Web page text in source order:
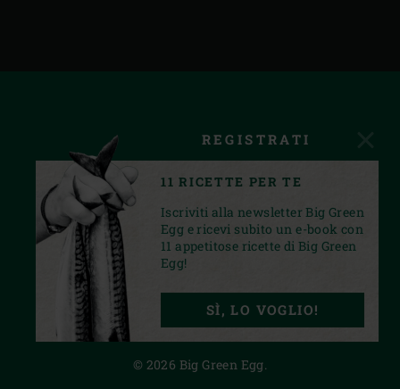
FACEBOOKINSTAGRAM
PRIVACY STATEMENT
© 2026 Big Green Egg.
REGISTRATI
11 RICETTE PER TE
Iscriviti alla newsletter Big Green
Egg e ricevi subito un e-book con
11 appetitose ricette di Big Green
Egg!
SÌ, LO VOGLIO!